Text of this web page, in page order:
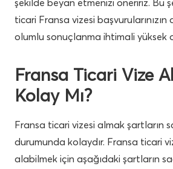
ticari Fransa vizesi başvurularınızın
olumlu sonuçlanma ihtimali yüksek
Fransa Ticari Vize
Kolay Mı?
Fransa ticari vizesi almak şartların
durumunda kolaydır. Fransa ticari
alabilmek için aşağıdaki şartların